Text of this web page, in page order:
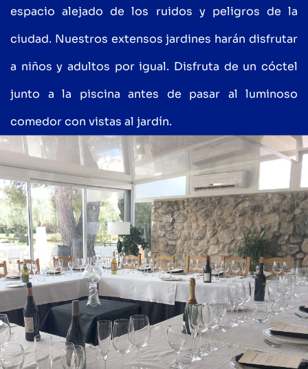
espacio alejado de los ruidos y peligros de la
ciudad. Nuestros extensos jardines harán disfrutar
a niños y adultos por igual. Disfruta de un cóctel
junto a la piscina antes de pasar al luminoso
comedor con vistas al jardín.